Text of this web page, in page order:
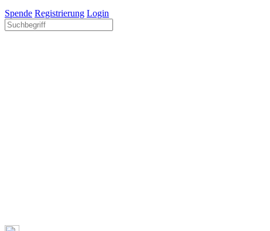
Spende Registrierung Login